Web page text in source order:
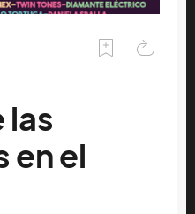
las
en el